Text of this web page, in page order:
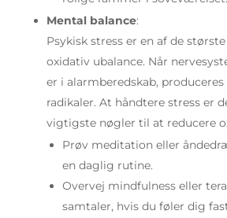
Mental balance:
Psykisk stress er en af de
oxidativ ubalance. Når
er i alarmberedskab,
radikaler. At håndtere stress er
vigtigste nøgler til at reducere
Prøv meditation eller
en daglig rutine.
Overvej mindfulness eller
samtaler, hvis du føler dig